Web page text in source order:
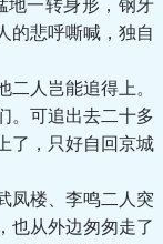
地一转身形，钢牙
的悲呼嘶喊，独自
人岂能追得上。
。可追出去二十多
了，只好自回京城
楼、李鸣二人突
也从外边匆匆走了